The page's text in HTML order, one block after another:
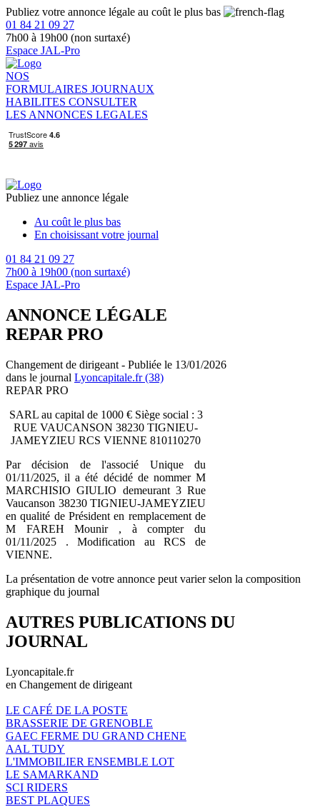
Publiez votre annonce légale au coût le plus bas
01 84 21 09 27
7h00 à 19h00 (non surtaxé)
Espace JAL-Pro
NOS
FORMULAIRES JOURNAUX
HABILITES CONSULTER
LES ANNONCES LEGALES
Publiez une annonce légale
Au coût le plus bas
En choisissant votre journal
01 84 21 09 27
7h00 à 19h00 (non surtaxé)
Espace JAL-Pro
ANNONCE LÉGALE
REPAR PRO
Changement de dirigeant - Publiée le 13/01/2026
dans le journal Lyoncapitale.fr (38)
REPAR PRO
SARL au capital de 1000 € Siège social : 3
RUE VAUCANSON 38230 TIGNIEU-
JAMEYZIEU RCS VIENNE 810110270
Par décision de l'associé Unique du
01/11/2025, il a été décidé de nommer M
MARCHISIO GIULIO demeurant 3 Rue
Vaucanson 38230 TIGNIEU-JAMEYZIEU
en qualité de Président en remplacement de
M FAREH Mounir , à compter du
01/11/2025 . Modification au RCS de
VIENNE.
La présentation de votre annonce peut varier selon la composition
graphique du journal
AUTRES PUBLICATIONS DU
JOURNAL
Lyoncapitale.fr
en Changement de dirigeant
LE CAFÉ DE LA POSTE
BRASSERIE DE GRENOBLE
GAEC FERME DU GRAND CHENE
AAL TUDY
L'IMMOBILIER ENSEMBLE LOT
LE SAMARKAND
SCI RIDERS
BEST PLAQUES